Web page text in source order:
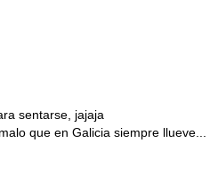
sentarse, jajaja
que en Galicia siempre llueve...